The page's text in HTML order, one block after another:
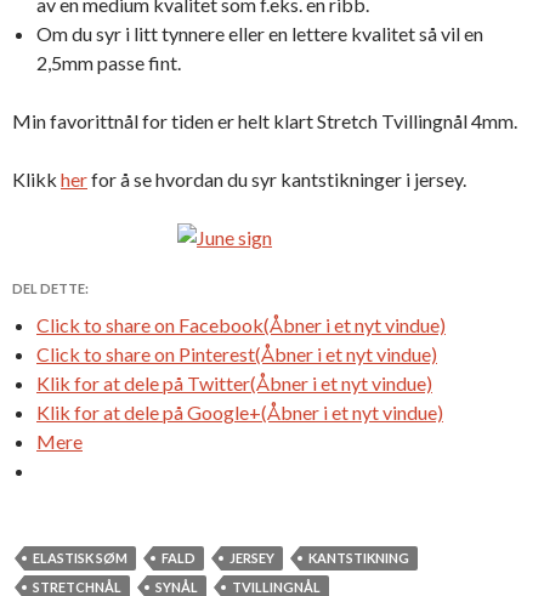
Om du syr i litt tynnere eller en lettere kvalitet så vil en
2,5mm passe fint.
Min favorittnål for tiden er helt klart Stretch Tvillingnål 4mm.
Klikk herfor å se hvordan du syr kantstikninger i jersey.
DEL DETTE:
Click to share on Facebook(Åbner i et nyt vindue)
Click to share on Pinterest(Åbner i et nyt vindue)
Klik for at dele på Twitter(Åbner i et nyt vindue)
Klik for at dele på Google+(Åbner i et nyt vindue)
Mere
ELASTISK SØM FALD JERSEY
KANTSTIKNING
STRETCHNÅL
SYNÅL TVILLINGNÅL